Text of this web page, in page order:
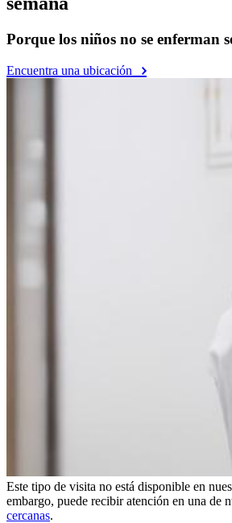
Porque los niños no se enferman
Encuentra una ubicación
Este tipo de visita no está disponible en
embargo, puede recibir atención en una de
cercanas.